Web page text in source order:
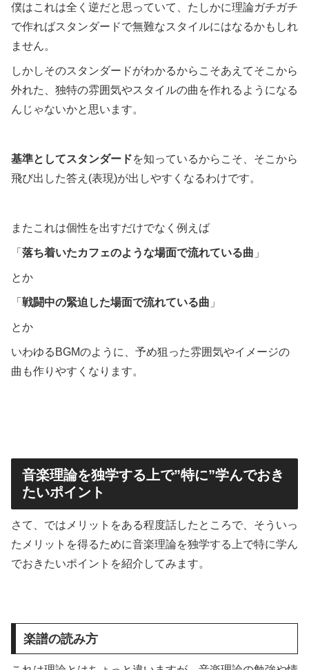
僕はこれは全く逆だと思っていて、たしかに理論ガチガチ
で作ればスタンダードで無難なスタイルにはなるかもしれ
ません。
しかしそのスタンダードがわかるからこそあえてそこから
外れた、独特の雰囲気やスタイルの曲を作れるようになる
んじゃないかと思います。
基準としてスタンダードを知っているからこそ、そこから
飛び出した答え(表現)が出しやすくなるわけです。
またこれは個性を出すだけでなく例えば
「 落ち着いたカフェのような場面で流れている曲 」
とか
「 戦闘中の緊迫した場面で流れている曲 」
とか
いわゆるBGMのように、予め狙った雰囲気やイメージの
曲も作りやすくなります。
音楽理論を独学する上で”特に”学んでおき
たいポイント
さて、ではメリットをある程度話したところで、そういっ
たメリットを得るために音楽理論を独学する上で特に学ん
でおきたいポイントを紹介してみます。
楽譜の読み方